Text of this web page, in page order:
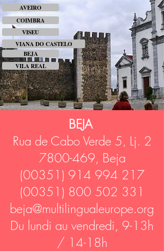
BEJA
Rua de Cabo Verde 5, Lj. 2
7800-469, Beja
(00351) 914 994 217
(00351) 800 502 331
beja@multilingualeurope.org
Du lundi au vendredi, 9-13h
/ 14-18h
AVEIRO
VISEU
VIANA DO CASTELO
VILA REAL
BEJA
COIMBRA